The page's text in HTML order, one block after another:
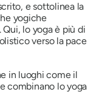
e sottolinea la
yogiche
lo yoga è più di
verso la pace
in luoghi come il
combinano lo yoga